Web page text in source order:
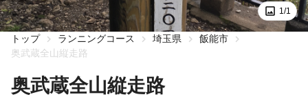
1/1
トップ ランニングコース 埼玉県
飯能市
奥武蔵全山縦走路
奥武蔵全山縦走路